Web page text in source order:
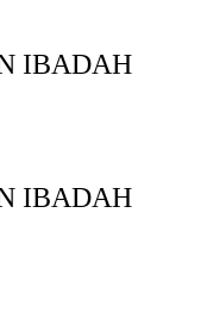
IBADAH
IBADAH